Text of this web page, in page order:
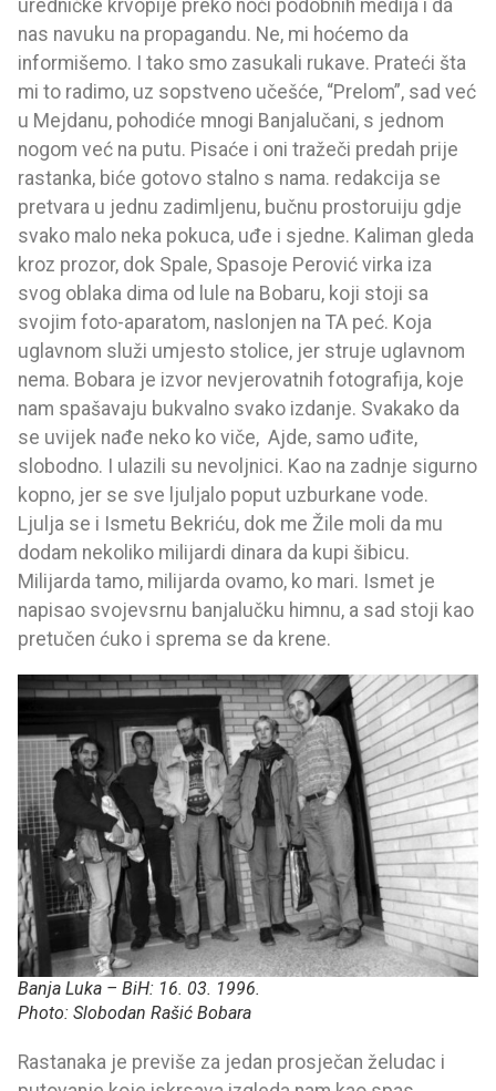
uredničke krvopije preko noći podobnih medija i da
nas navuku na propagandu. Ne, mi hoćemo da
informišemo. I tako smo zasukali rukave. Prateći šta
mi to radimo, uz sopstveno učešće, “Prelom”, sad već
u Mejdanu, pohodiće mnogi Banjalučani, s jednom
nogom već na putu. Pisaće i oni tražeči predah prije
rastanka, biće gotovo stalno s nama. redakcija se
pretvara u jednu zadimljenu, bučnu prostoruiju gdje
svako malo neka pokuca, uđe i sjedne. Kaliman gleda
kroz prozor, dok Spale, Spasoje Perović virka iza
svog oblaka dima od lule na Bobaru, koji stoji sa
svojim foto-aparatom, naslonjen na TA peć. Koja
uglavnom služi umjesto stolice, jer struje uglavnom
nema. Bobara je izvor nevjerovatnih fotografija, koje
nam spašavaju bukvalno svako izdanje. Svakako da
se uvijek nađe neko ko viče, Ajde, samo uđite,
slobodno. I ulazili su nevoljnici. Kao na zadnje sigurno
kopno, jer se sve ljuljalo poput uzburkane vode.
Ljulja se i Ismetu Bekriću, dok me Žile moli da mu
dodam nekoliko milijardi dinara da kupi šibicu.
Milijarda tamo, milijarda ovamo, ko mari. Ismet je
napisao svojevsrnu banjalučku himnu, a sad stoji kao
pretučen ćuko i sprema se da krene.
Banja Luka – BiH: 16. 03. 1996.
Photo: Slobodan Rašić Bobara
Rastanaka je previše za jedan prosječan želudac i